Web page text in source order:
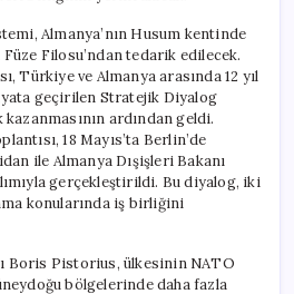
Almanya’nın Husum kentinde
Füze Filosu’ndan tedarik edilecek.
Türkiye ve Almanya arasında 12 yıl
geçirilen Stratejik Diyalog
ardından geldi.
18 Mayıs’ta Berlin’de
ile Almanya Dışişleri Bakanı
gerçekleştirildi. Bu diyalog, iki
konularında iş birliğini
Boris Pistorius, ülkesinin NATO
bölgelerinde daha fazla